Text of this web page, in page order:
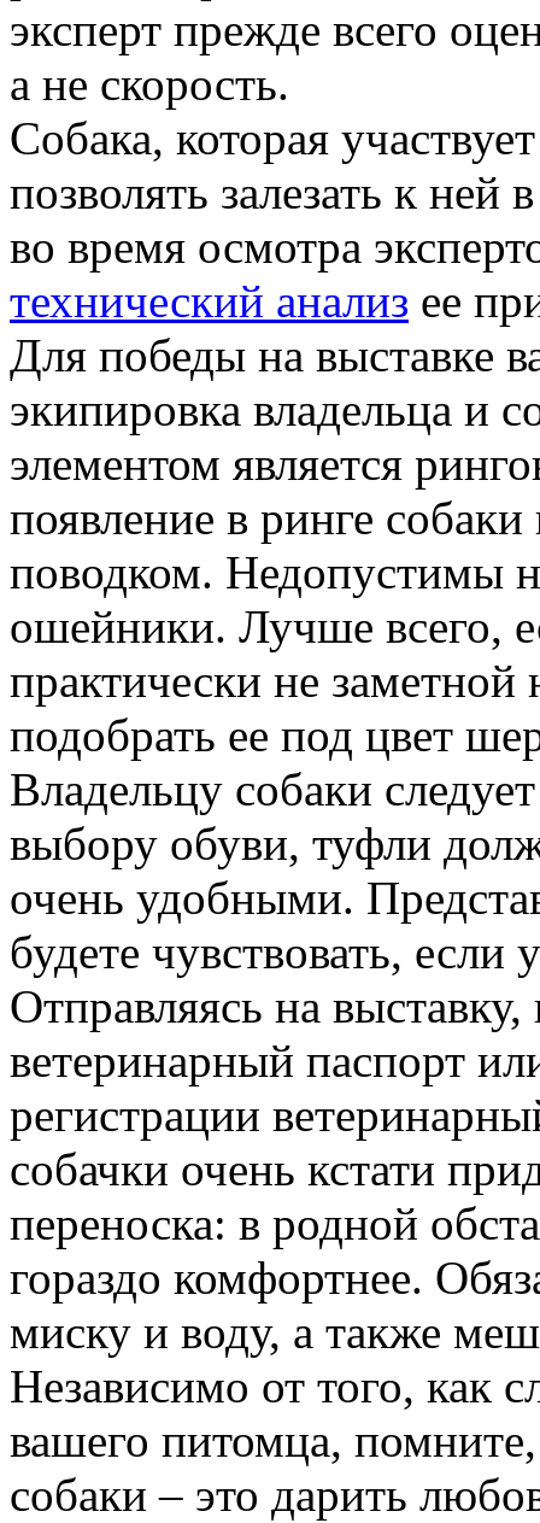
эксперт прежде всего
а не скорость.
Собака, которая
позволять залезать к
во время осмотра
технический анализ ее
Для победы на выставке
экипировка владельца и
элементом является
появление в ринге
поводком. Недопустимы
ошейники. Лучше всего,
практически не заметной
подобрать ее под цвет
Владельцу собаки
выбору обуви, туфли
очень удобными.
будете чувствовать, если
Отправляясь на выставку,
ветеринарный паспорт
регистрации
собачки очень кстати
переноска: в родной
гораздо комфортнее.
миску и воду, а также
Независимо от того, как
вашего питомца,
собаки – это дарить